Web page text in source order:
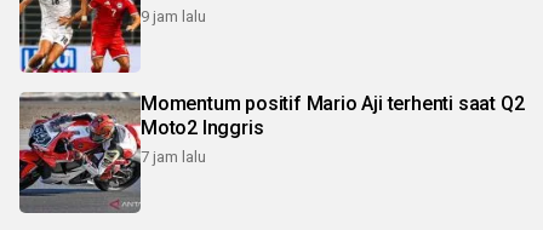
9 jam lalu
Momentum positif Mario Aji terhenti saat Q2
Moto2 Inggris
7 jam lalu